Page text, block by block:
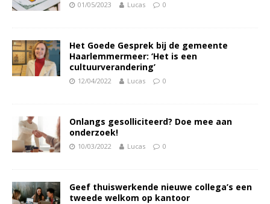
01/05/2023 Lucas 0
Het Goede Gesprek bij de gemeente
Haarlemmermeer: ‘Het is een
cultuurverandering’
12/04/2022 Lucas 0
Onlangs gesolliciteerd? Doe mee aan
onderzoek!
10/03/2022 Lucas 0
Geef thuiswerkende nieuwe collega’s een
tweede welkom op kantoor